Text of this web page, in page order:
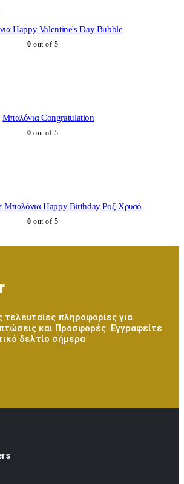
Happy Valentine's Day Bubble
0 out of 5
Μπαλόνια Congratulation
0 out of 5
Μπαλόνια Happy Birthday Ροζ-Χρυσό
0 out of 5
τελευταίες πληροφορίες για
και Προσφορές. Εγγραφείτε
δελτίο σήμερα